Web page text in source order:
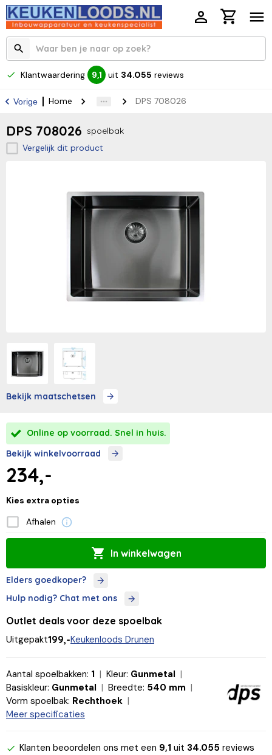
Klantwaardering 9,1 uit 34.055 reviews
Vorige Home DPS 708026
DPS 708026 spoelbak
Vergelijk dit product
Bekijk maatschetsen
Online op voorraad. Snel in huis.
Bekijk winkelvoorraad
234,-
Kies extra opties
Afhalen
In winkelwagen
Elders goedkoper?
Hulp nodig? Chat met ons
Outlet deals voor deze spoelbak
Uitgepakt199,-Keukenloods Drunen
Aantal spoelbakken: 1 Kleur: Gunmetal
Basiskleur: Gunmetal Breedte: 540 mm
Vorm spoelbak: Rechthoek
Meer specificaties
Klanten beoordelen ons met een 9,1 uit 34.055 reviews